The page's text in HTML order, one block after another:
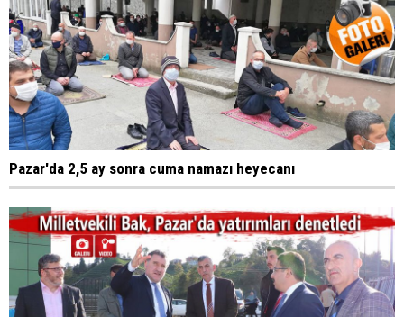
Pazar'da 2,5 ay sonra cuma namazı heyecanı